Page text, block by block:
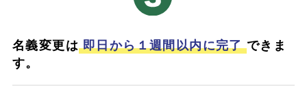
名義変更は 即日から１週間以内に完了 できま
す。